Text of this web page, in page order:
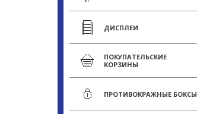
ДИСПЛЕИ
ПОКУПАТЕЛЬСКИЕ
КОРЗИНЫ
ПРОТИВОКРАЖНЫЕ БОКСЫ